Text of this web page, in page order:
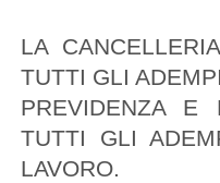
LA
TUTTI GLI
PREVIDENZA E
TUTTI GLI
LAVORO.